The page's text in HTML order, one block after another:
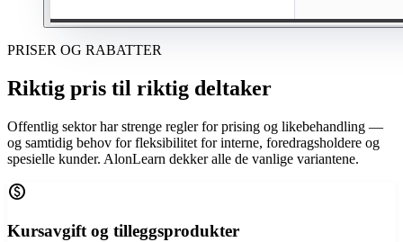
PRISER OG RABATTER
Riktig pris til riktig deltaker
Offentlig sektor har strenge regler for prising og likebehandling —
og samtidig behov for fleksibilitet for interne, foredragsholdere og
spesielle kunder. AlonLearn dekker alle de vanlige variantene.
paid
Kursavgift og tilleggsprodukter